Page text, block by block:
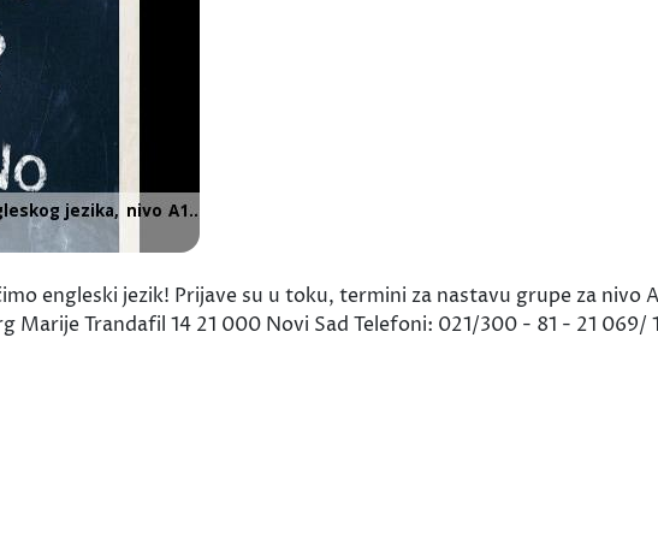
engleski jezik! Prijave su u toku, termini za nastavu grupe za nivo
Marije Trandafil 14 21 000 Novi Sad Telefoni: 021/300 - 81 - 21 069/